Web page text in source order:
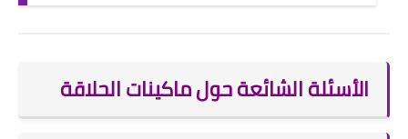
الأسئلة الشائعة حول ماكينات الحلاقة